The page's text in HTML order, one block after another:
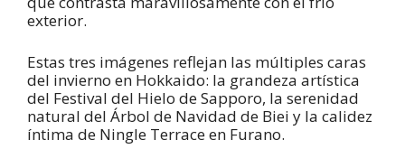
exterior.
Estas tres imágenes reflejan las múltiples caras
del invierno en Hokkaido: la grandeza artística
del Festival del Hielo de Sapporo, la serenidad
natural del Árbol de Navidad de Biei y la calidez
íntima de Ningle Terrace en Furano.